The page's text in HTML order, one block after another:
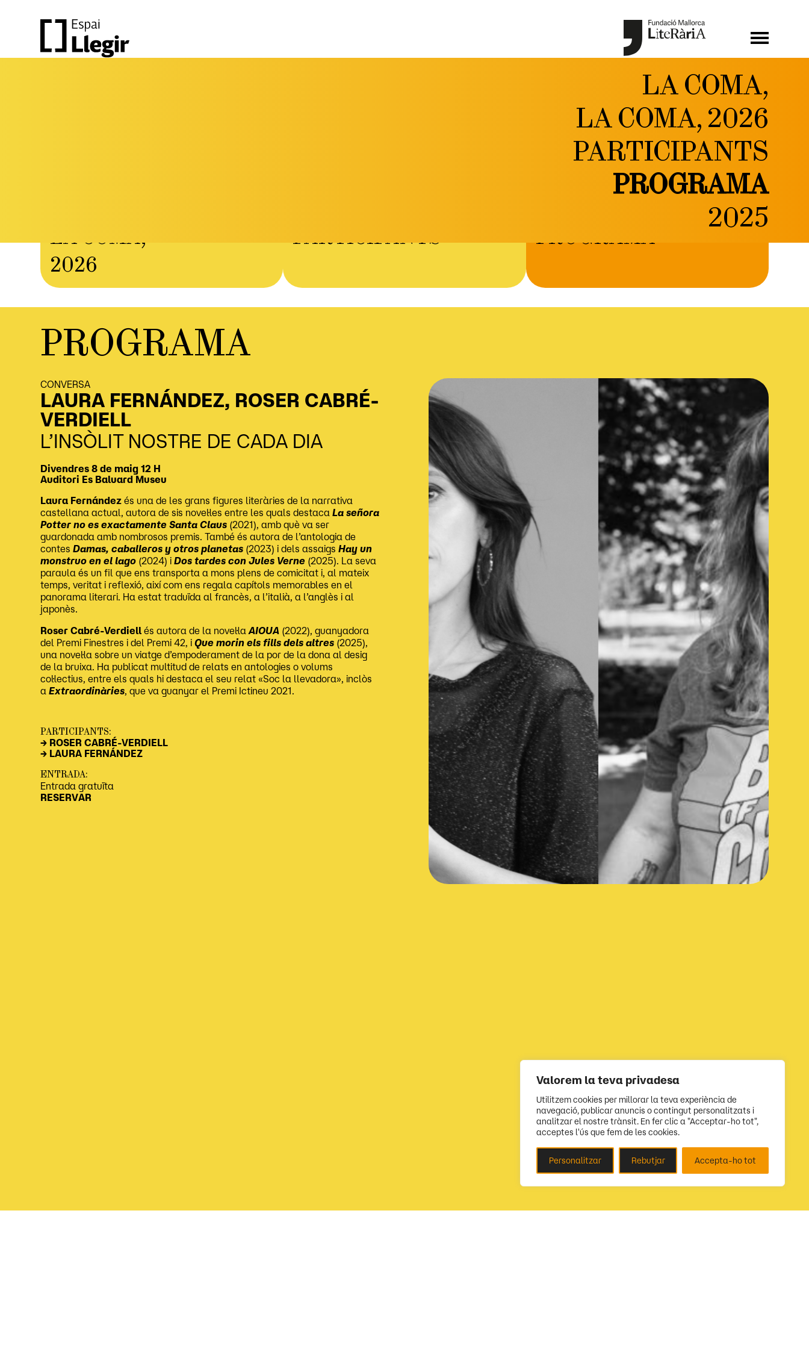
Valorem la teva privadesa
Utilitzem cookies per millorar la teva experiència de
navegació, publicar anuncis o contingut personalitzats i
analitzar el nostre trànsit. En fer clic a "Acceptar-ho tot",
acceptes l'ús que fem de les cookies.
Personalitzar Rebutjar Accepta-ho tot
LA COMA,
LA COMA, 2026
PARTICIPANTS
PROGRAMA
2025
LA COMA,
2026
PARTICIPANTS PROGRAMA
PROGRAMA
CONVERSA
LAURA FERNÁNDEZ, ROSER CABRÉ-
VERDIELL
L’INSÒLIT NOSTRE DE CADA DIA
Divendres 8 de maig 12 H
Auditori Es Baluard Museu
Laura Fernándezés una de les grans figures literàries de la narrativa
castellana actual, autora de sis novel·les entre les quals destacaLa señora
Potter no es exactamente Santa Claus (2021), amb què va ser
guardonada amb nombrosos premis. També és autora de l’antologia de
contesDamas, caballeros y otros planetas (2023) i dels assaigsHay un
monstruo en el lago (2024) iDos tardes con Jules Verne (2025). La seva
paraula és un fil que ens transporta a mons plens de comicitat i, al mateix
temps, veritat i reflexió, així com ens regala capítols memorables en el
panorama literari. Ha estat traduïda al francès, a l’italià, a l’anglès i al
japonès.
Roser Cabré-Verdiellés autora de la novel·laAIOUA (2022), guanyadora
del Premi Finestres i del Premi 42, i Que morin els fills dels altres (2025),
una novel·la sobre un viatge d’empoderament de la por de la dona al desig
de la bruixa. Ha publicat multitud de relats en antologies o volums
col·lectius, entre els quals hi destaca el seu relat «Soc la llevadora», inclòs
aExtraordinàries , que va guanyar el Premi Ictineu 2021.
PARTICIPANTS:
→ ROSER CABRÉ-VERDIELL
→ LAURA FERNÁNDEZ
ENTRADA:
Entrada gratuïta
RESERVAR